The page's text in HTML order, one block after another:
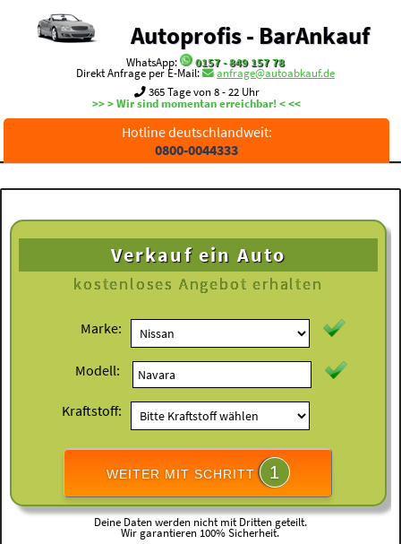
Autoprofis - BarAnkauf
WhatsApp:
0157 - 849 157 78
Direkt Anfrage per E-Mail:
anfrage@autoabkauf.de
365 Tage von 8 - 22 Uhr
>> > Wir sind momentan erreichbar! < <<
Hotline deutschlandweit:
0800-0044333
Verkauf ein Auto
kostenloses Angebot erhalten
Marke:
Modell:
Kraftstoff:
WEITER MIT SCHRITT 1
Deine Daten werden nicht mit Dritten geteilt.
Wir garantieren 100% Sicherheit.